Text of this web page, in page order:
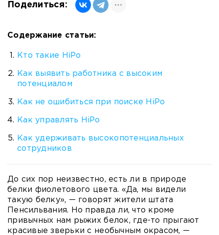
Поделиться:
Содержание статьи:
Кто такие HiPo
Как выявить работника с высоким
потенциалом
Как не ошибиться при поиске HiPо
Как управлять HiPо
Как удерживать высокопотенциальных
сотрудников
До сих пор неизвестно, есть ли в природе
белки фиолетового цвета. «Да, мы видели
такую белку», — говорят жители штата
Пенсильвания. Но правда ли, что кроме
привычных нам рыжих белок, где-то прыгают
красивые зверьки с необычным окрасом, —